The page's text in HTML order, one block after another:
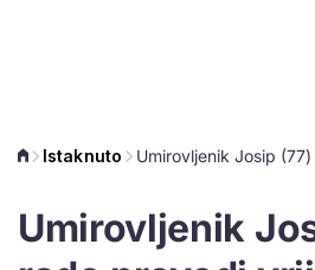
Istaknuto
Umirovljenik